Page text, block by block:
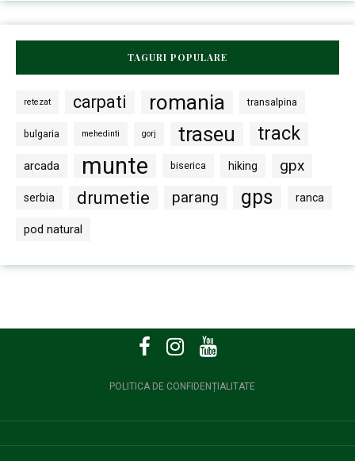
TAGURI POPULARE
retezat carpati romania transalpina
bulgaria mehedinti gorj traseu track
arcada munte biserica hiking gpx
serbia drumetie parang gps ranca
pod natural
POLITICA DE CONFIDENȚIALITATE